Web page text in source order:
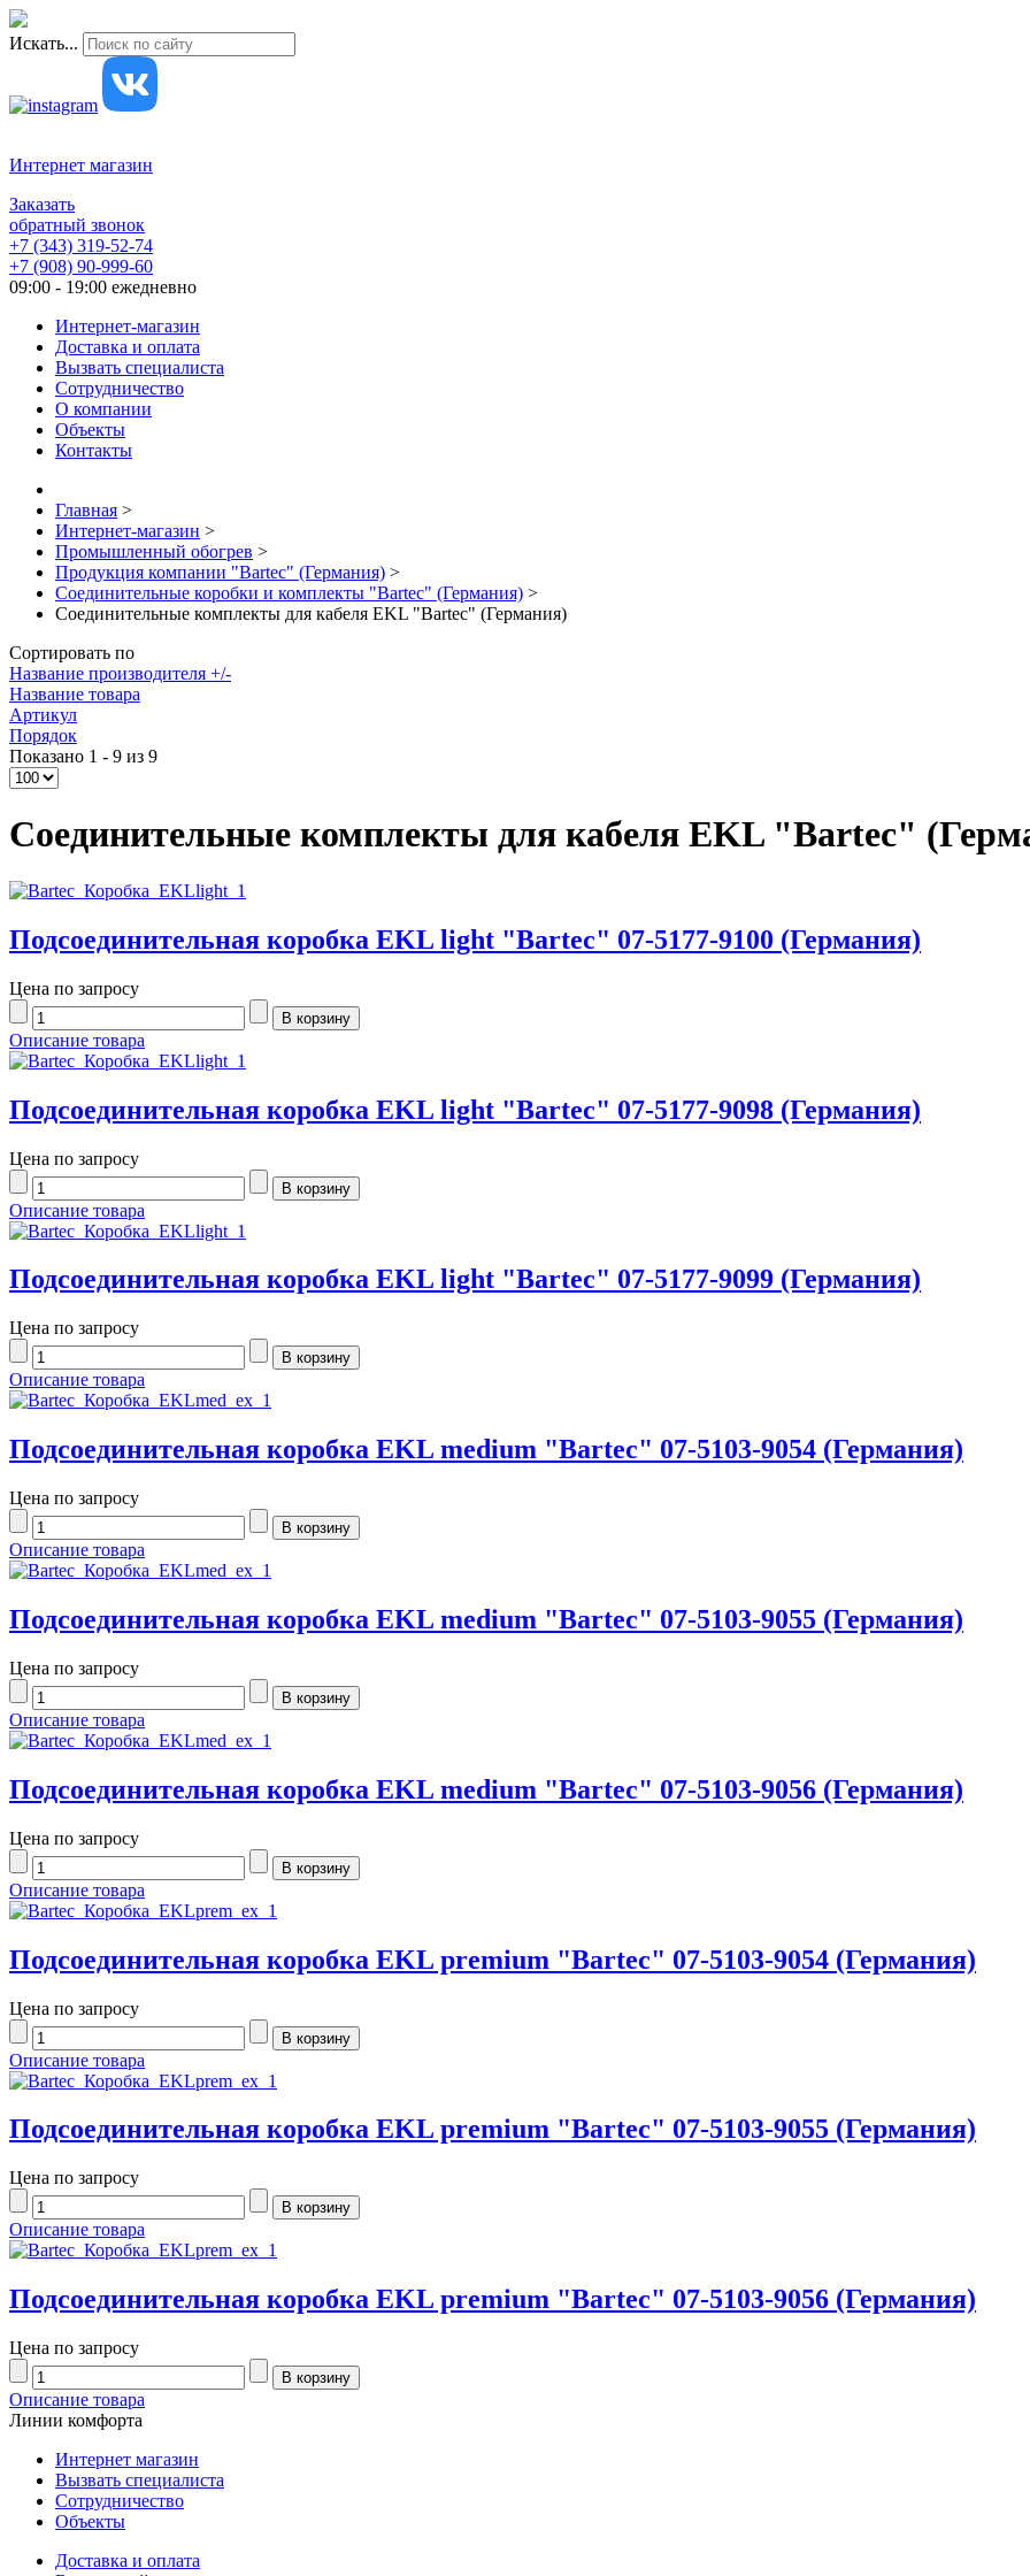
Искать...
Интернет магазин
Заказать
обратный звонок
+7 (343) 319-52-74
+7 (908) 90-999-60
09:00 - 19:00 ежедневно
Интернет-магазин
Доставка и оплата
Вызвать специалиста
Сотрудничество
О компании
Объекты
Контакты
Главная >
Интернет-магазин >
Промышленный обогрев >
Продукция компании "Bartec" (Германия) >
Соединительные коробки и комплекты "Bartec" (Германия) >
Соединительные комплекты для кабеля EKL "Bartec" (Германия)
Сортировать по
Название производителя +/-
Название товара
Артикул
Порядок
Показано 1 - 9 из 9
Соединительные комплекты для кабеля EKL "Bartec"
Подсоединительная коробка EKL light "Bartec" 07-5177-9100 (Германия)
Цена по запросу
Описание товара
Подсоединительная коробка EKL light "Bartec" 07-5177-9098 (Германия)
Цена по запросу
Описание товара
Подсоединительная коробка EKL light "Bartec" 07-5177-9099 (Германия)
Цена по запросу
Описание товара
Подсоединительная коробка EKL medium "Bartec" 07-5103-9054 (Германия)
Цена по запросу
Описание товара
Подсоединительная коробка EKL medium "Bartec" 07-5103-9055 (Германия)
Цена по запросу
Описание товара
Подсоединительная коробка EKL medium "Bartec" 07-5103-9056 (Германия)
Цена по запросу
Описание товара
Подсоединительная коробка EKL premium "Bartec" 07-5103-9054 (Германия)
Цена по запросу
Описание товара
Подсоединительная коробка EKL premium "Bartec" 07-5103-9055 (Германия)
Цена по запросу
Описание товара
Подсоединительная коробка EKL premium "Bartec" 07-5103-9056 (Германия)
Цена по запросу
Описание товара
Линии комфорта
Интернет магазин
Вызвать специалиста
Сотрудничество
Объекты
Доставка и оплата